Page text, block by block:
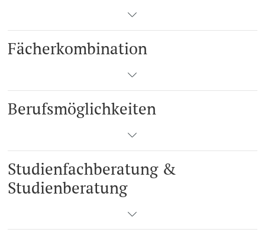
Fächerkombination
Berufsmöglichkeiten
Studienfachberatung &
Studienberatung